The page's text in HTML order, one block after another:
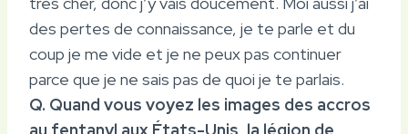
des pertes de connaissance, je te parle et du
coup je me vide et je ne peux pas continuer
parce que je ne sais pas de quoi je te parlais.
Q. Quand vous voyez les images des accros
au fentanyl aux États-Unis, la légion de